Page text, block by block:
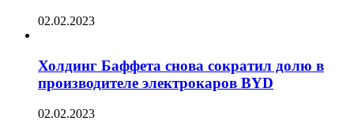
02.02.2023
Холдинг Баффета снова сократил долю в
производителе электрокаров BYD
02.02.2023